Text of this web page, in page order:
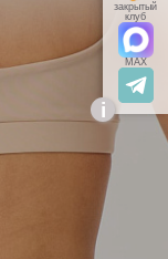
i
закрытый
клуб
MAX